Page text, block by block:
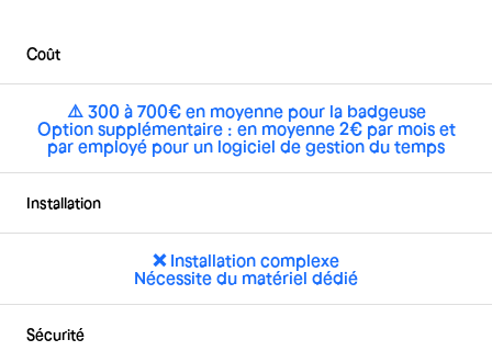
Coût
⚠️ 300 à 700€ en moyenne pour la badgeuse
Option supplémentaire : en moyenne 2€ par mois et
par employé pour un logiciel de gestion du temps
Installation
❌ Installation complexe
Nécessite du matériel dédié
Sécurité